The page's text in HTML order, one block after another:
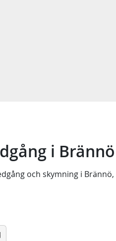
i Brännö
och skymning i Brännö,